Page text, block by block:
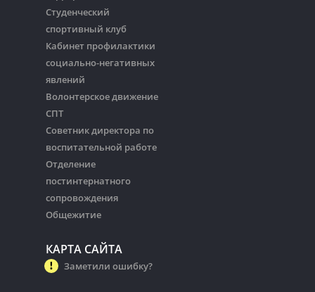
Студенческий
спортивный клуб
Кабинет профилактики
социально-негативных
явлений
Волонтерское движение
СПТ
Советник директора по
воспитательной работе
Отделение
постинтернатного
сопровождения
Общежитие
КАРТА САЙТА
Заметили ошибку?